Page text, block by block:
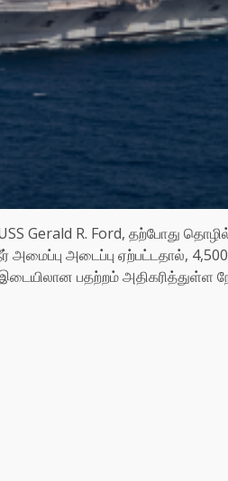
Gerald R. Ford, தற்போது
அமைப்பு அடைப்பு ஏற்பட்டதால்,
பதற்றம் அதிகரித்துள்ள